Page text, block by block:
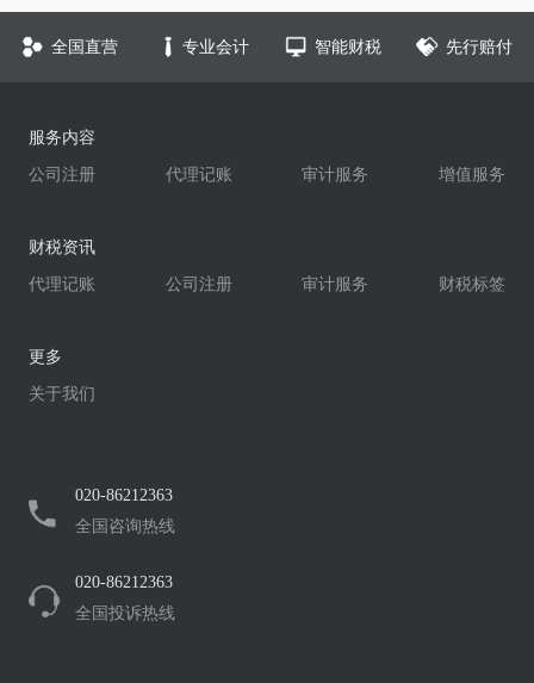
全国直营 专业会计 智能财税 先行赔付
服务内容
公司注册
代理记账 审计服务 增值服务
财税资讯
代理记账
公司注册 审计服务 财税标签
更多
关于我们
020-86212363
全国咨询热线
020-86212363
全国投诉热线